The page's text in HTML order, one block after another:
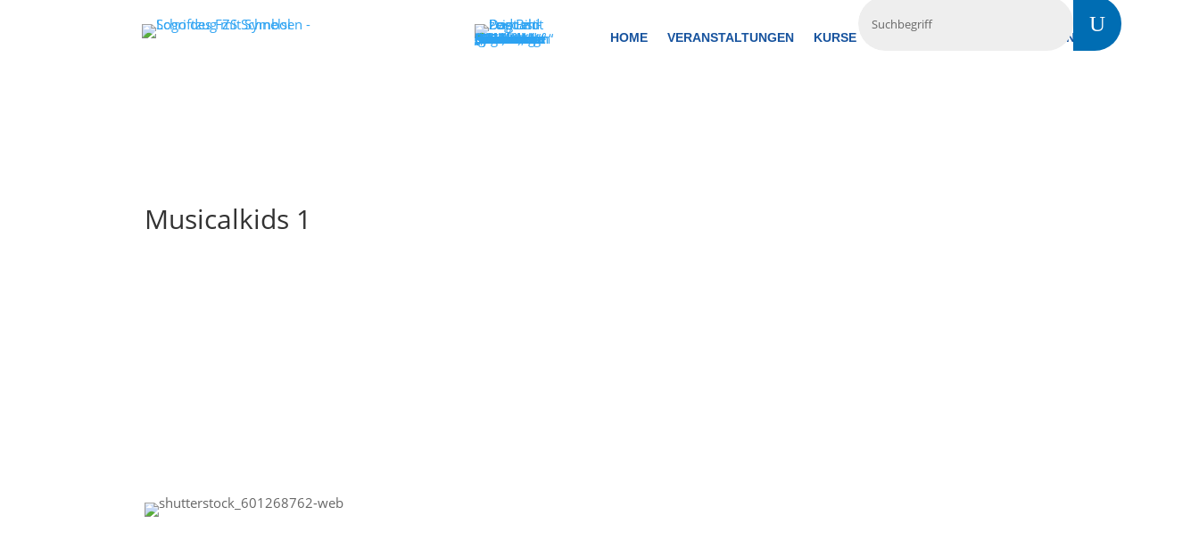
HOME VERANSTALTUNGEN KURSE KONTAKT
Musicalkids 1